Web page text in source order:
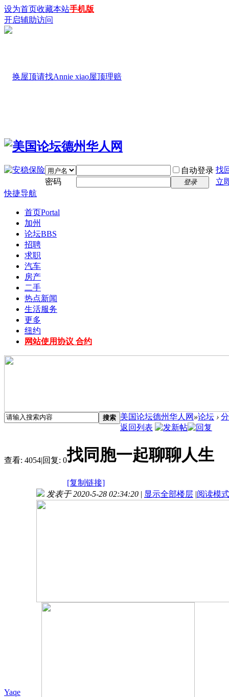
设为首页收藏本站手机版
开启辅助访问
自动登录 找
密码
登录
立
快捷导航
首页Portal
加州
论坛BBS
招聘
求职
汽车
房产
二手
热点新闻
生活服务
更多
纽约
网站使用协议 合约
搜索 美国论坛德州华人网 »论坛 ›
返回列表
查看: 4054|回复: 0找同胞一起聊聊人生
[复制链接]
Yaqe
发表于 2020-5-28 02:34:20 | 显示全部楼层 |阅读模式